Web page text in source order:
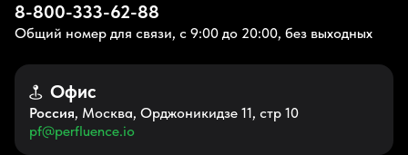
8-800-333-62-88
Общий номер для связи, с 9:00 до 20:00, без выходных
Офис
Россия, Москва, Орджоникидзе 11, стр 10
pf@perfluence.io